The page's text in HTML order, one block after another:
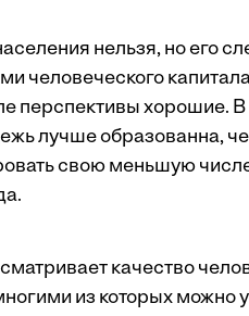
нельзя, но его
человеческого
перспективы хорошие. В
лучше образованна,
свою меньшую
качество
из которых можно